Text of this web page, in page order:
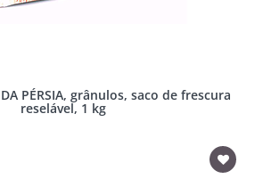
DA PÉRSIA, grânulos, saco de frescura
reselável, 1 kg